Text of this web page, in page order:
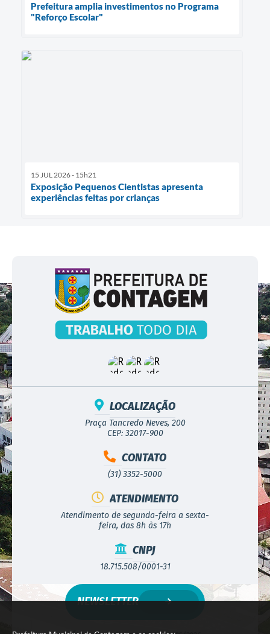
Prefeitura amplia investimentos no Programa
"Reforço Escolar"
15 JUL 2026 - 15h21
Exposição Pequenos Cientistas apresenta
experiências feitas por crianças
LOCALIZAÇÃO
Praça Tancredo Neves, 200
CEP: 32017-900
CONTATO
(31) 3352-5000
ATENDIMENTO
Atendimento de segunda-feira a sexta-
feira, das 8h às 17h
CNPJ
18.715.508/0001-31
NEWSLETTER